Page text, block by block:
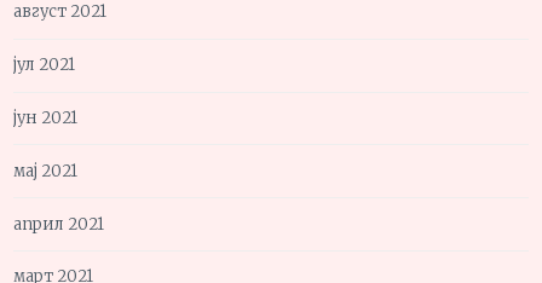
август 2021
јул 2021
јун 2021
мај 2021
април 2021
март 2021